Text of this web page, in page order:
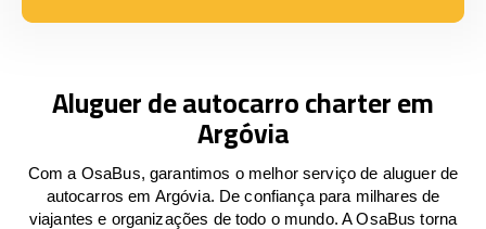
Aluguer de autocarro charter em
Argóvia
Com a OsaBus, garantimos o melhor serviço de aluguer de
autocarros em Argóvia. De confiança para milhares de
viajantes e organizações de todo o mundo. A OsaBus torna